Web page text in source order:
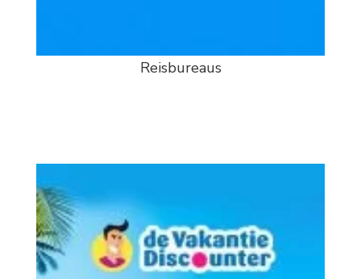
Reisbureaus